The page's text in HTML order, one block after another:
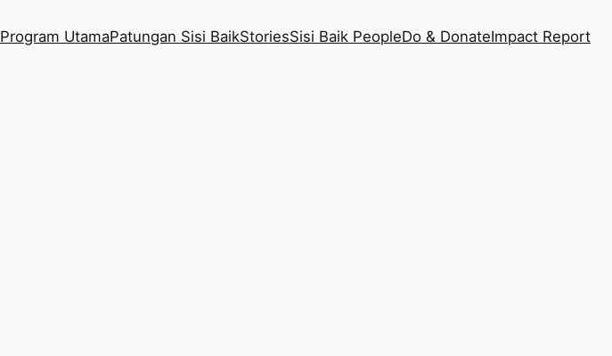
Program UtamaPatungan Sisi BaikStoriesSisi Baik PeopleDo & DonateImpact Report